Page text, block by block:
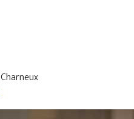
Charneux